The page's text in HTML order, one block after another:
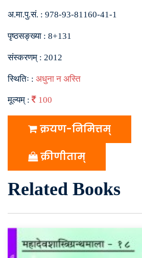
अ.मा.पु.सं. : 978-93-81160-41-1
पृष्ठसङ्ख्या : 8+131
संस्करणम् : 2012
स्थितिः : अधुना न अस्ति
मूल्यम् : 100
क्रयण-निमित्तम्
क्रीणीताम्
Related Books